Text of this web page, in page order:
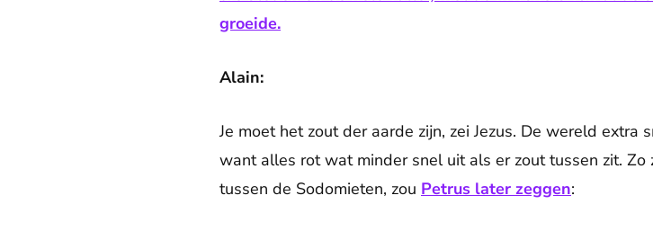
groeide.
Alain:
Je moet het zout der aarde zijn, zei Jezus. De wereld extra
want alles rot wat minder snel uit als er zout tussen zit.
tussen de Sodomieten, zou Petrus later zeggen: